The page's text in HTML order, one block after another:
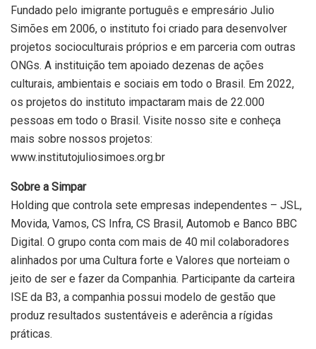
Fundado pelo imigrante português e empresário Julio
Simões em 2006, o instituto foi criado para desenvolver
projetos socioculturais próprios e em parceria com outras
ONGs. A instituição tem apoiado dezenas de ações
culturais, ambientais e sociais em todo o Brasil. Em 2022,
os projetos do instituto impactaram mais de 22.000
pessoas em todo o Brasil. Visite nosso site e conheça
mais sobre nossos projetos:
www.institutojuliosimoes.org.br
Sobre a Simpar
Holding que controla sete empresas independentes – JSL,
Movida, Vamos, CS Infra, CS Brasil, Automob e Banco BBC
Digital. O grupo conta com mais de 40 mil colaboradores
alinhados por uma Cultura forte e Valores que norteiam o
jeito de ser e fazer da Companhia. Participante da carteira
ISE da B3, a companhia possui modelo de gestão que
produz resultados sustentáveis e aderência a rígidas
práticas.